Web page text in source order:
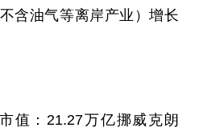
含油气等离岸产业）增长
值：21.27万亿挪威克朗